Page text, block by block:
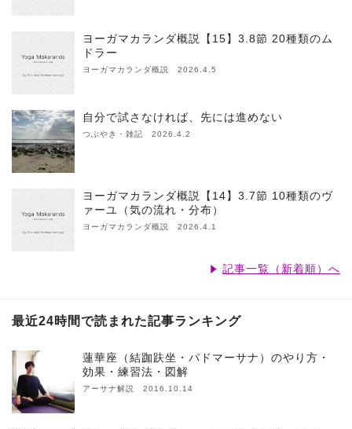
ヨーガマカランダ概説【15】3.8節 20種類のム
ドラー
ヨーガマカランダ概説 2026.4.5
自分で試さなければ、先には進めない
つぶやき・雑記 2026.4.2
ヨーガマカランダ概説【14】3.7節 10種類のヴ
ァーユ（気の流れ・分布）
ヨーガマカランダ概説 2026.4.1
記事一覧（新着順）へ
最近24時間で読まれた記事ランキング
蓮華座（結跏趺坐・パドマーサナ）のやり方・
効果・練習法・図解
アーサナ解説 2016.10.14